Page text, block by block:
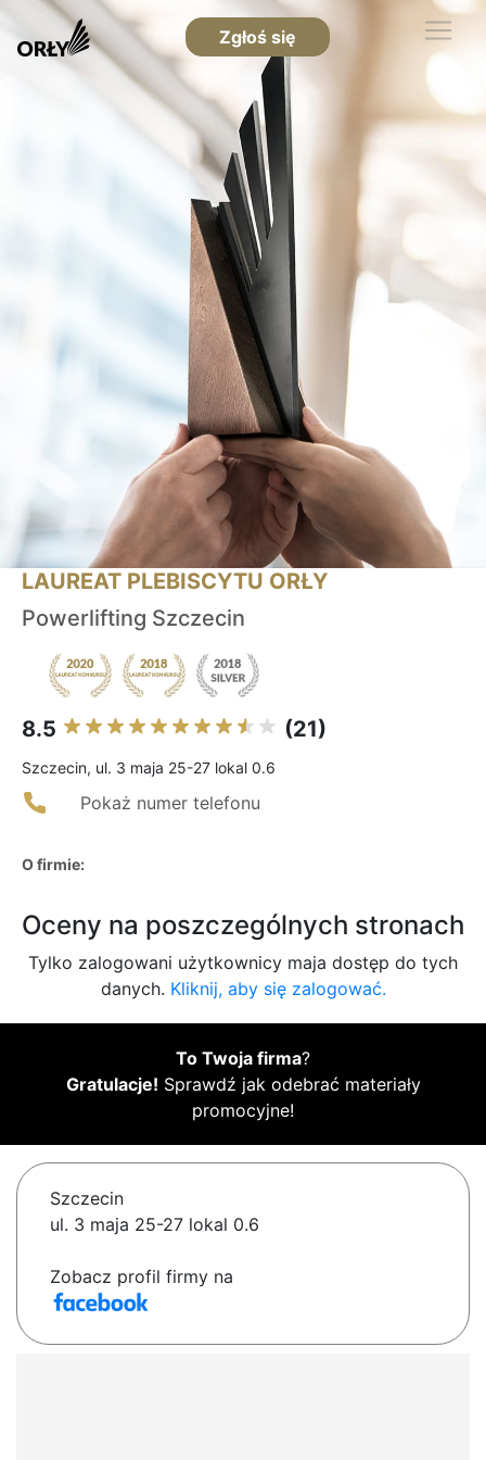
Zgłoś się
LAUREAT PLEBISCYTU ORŁY
Powerlifting Szczecin
8.5 (21)
Szczecin, ul. 3 maja 25-27 lokal 0.6
Pokaż numer telefonu
O firmie:
Oceny na poszczególnych stronach
Tylko zalogowani użytkownicy maja dostęp do tych
danych. Kliknij, aby się zalogować.
To Twoja firma?
Gratulacje! Sprawdź jak odebrać materiały
promocyjne!
Szczecin
ul. 3 maja 25-27 lokal 0.6
Zobacz profil firmy na